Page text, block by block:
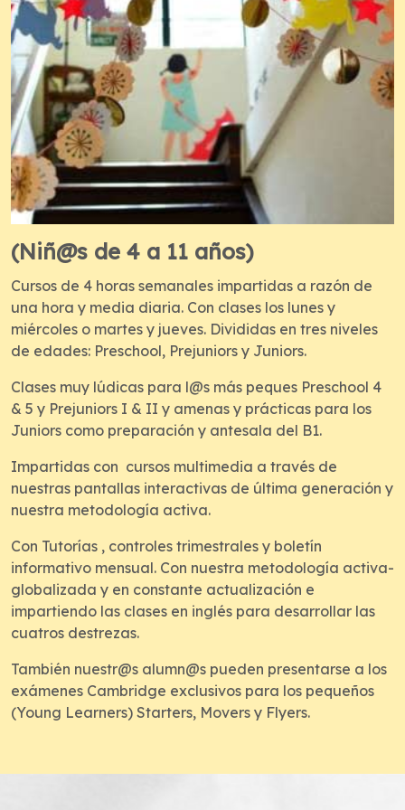
(Niñ@s de 4 a 11 años)
Cursos de 4 horas semanales impartidas a razón de
una hora y media diaria. Con clases los lunes y
miércoles o martes y jueves. Divididas en tres niveles
de edades: Preschool, Prejuniors y Juniors.
Clases muy lúdicas para l@s más peques Preschool 4
& 5 y Prejuniors I & II y amenas y prácticas para los
Juniors como preparación y antesala del B1.
Impartidas con cursos multimedia a través de
nuestras pantallas interactivas de última generación y
nuestra metodología activa.
Con Tutorías , controles trimestrales y boletín
informativo mensual. Con nuestra metodología activa-
globalizada y en constante actualización e
impartiendo las clases en inglés para desarrollar las
cuatros destrezas.
También nuestr@s alumn@s pueden presentarse a los
exámenes Cambridge exclusivos para los pequeños
(Young Learners) Starters, Movers y Flyers.